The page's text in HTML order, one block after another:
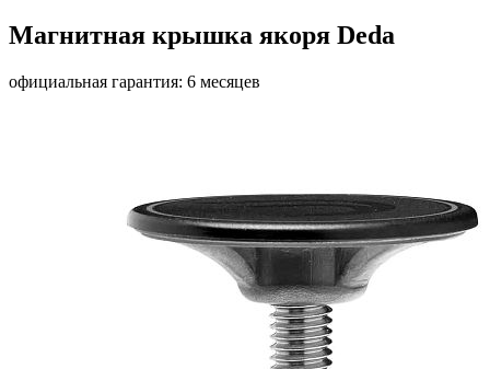
Магнитная крышка якоря Deda
официальная гарантия: 6 месяцев